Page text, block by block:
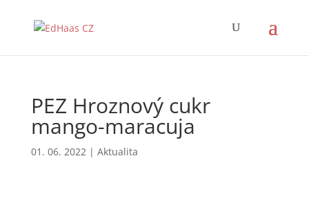
PEZ Hroznový cukr
mango-maracuja
01. 06. 2022| Aktualita